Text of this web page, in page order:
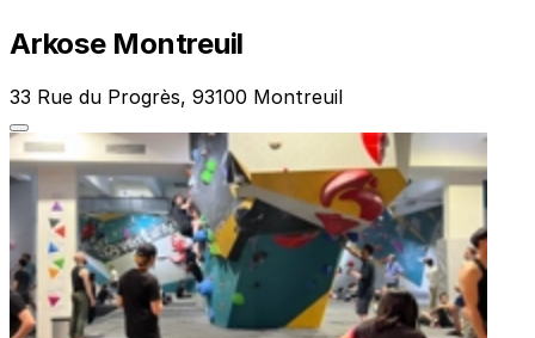
Arkose Montreuil
33 Rue du Progrès, 93100 Montreuil